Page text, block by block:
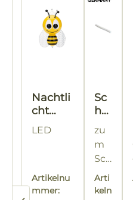
Nachtli
cht
Lampe
Biene
LED
Artikelnu
mmer:
Sc
ha
ms
toff
kei
l
zu
m
Sch
ließ
en
bei
m
Arti
keln